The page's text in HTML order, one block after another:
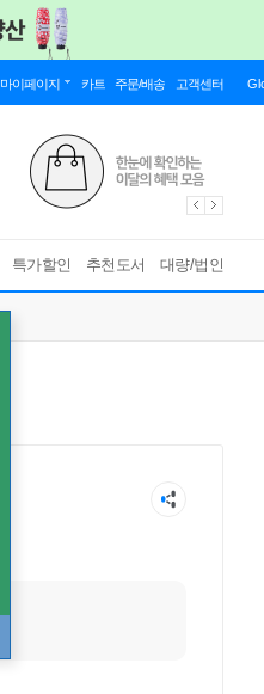
마이페이지 카트 주문/배송 고객센터
특가할인 추천도서 대량/법인